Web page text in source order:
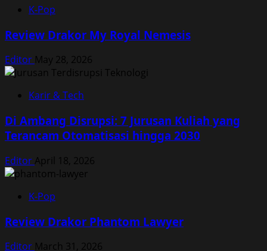
K-Pop
Review Drakor My Royal Nemesis
Editor May 28, 2026
Karir & Tech
Di Ambang Disrupsi: 7 Jurusan Kuliah yang
Terancam Otomatisasi hingga 2030
Editor April 18, 2026
K-Pop
Review Drakor Phantom Lawyer
Editor March 31, 2026